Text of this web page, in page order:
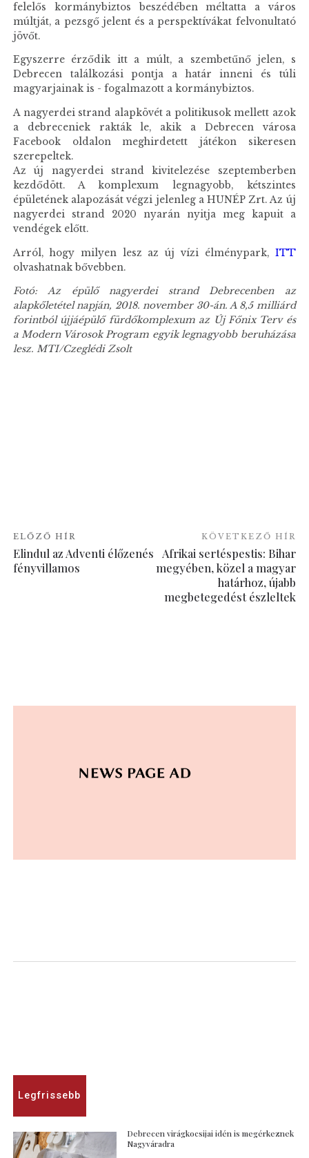
felelős kormánybiztos beszédében méltatta a város
múltját, a pezsgő jelent és a perspektívákat felvonultató
jövőt.
Egyszerre érződik itt a múlt, a szembetűnő jelen, s
Debrecen találkozási pontja a határ inneni és túli
magyarjainak is - fogalmazott a kormánybiztos.
A nagyerdei strand alapkövét a politikusok mellett azok
a debreceniek rakták le, akik a Debrecen városa
Facebook oldalon meghirdetett játékon sikeresen
szerepeltek.
Az új nagyerdei strand kivitelezése szeptemberben
kezdődött. A komplexum legnagyobb, kétszintes
épületének alapozását végzi jelenleg a HUNÉP Zrt. Az új
nagyerdei strand 2020 nyarán nyitja meg kapuit a
vendégek előtt.
Arról, hogy milyen lesz az új vízi élménypark, ITT
olvashatnak bővebben.
Fotó: Az épülő nagyerdei strand Debrecenben az
alapkőletétel napján, 2018. november 30-án. A 8,5 milliárd
forintból újjáépülő fürdőkomplexum az Új Főnix Terv és
a Modern Városok Program egyik legnagyobb beruházása
lesz. MTI/Czeglédi Zsolt
ELŐZŐ HÍR
Elindul az Adventi élőzenés
fényvillamos
KÖVETKEZŐ HÍR
Afrikai sertéspestis: Bihar
megyében, közel a magyar
határhoz, újabb
megbetegedést észleltek
Legfrissebb
Debrecen virágkocsijai idén is megérkeznek
Nagyváradra